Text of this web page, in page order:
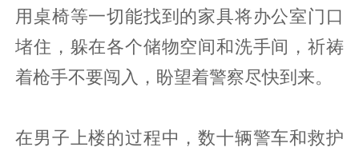
用桌椅等一切能找到的家具将办公室门口
堵住，躲在各个储物空间和洗手间，祈祷
着枪手不要闯入，盼望着警察尽快到来。
在男子上楼的过程中，数十辆警车和救护